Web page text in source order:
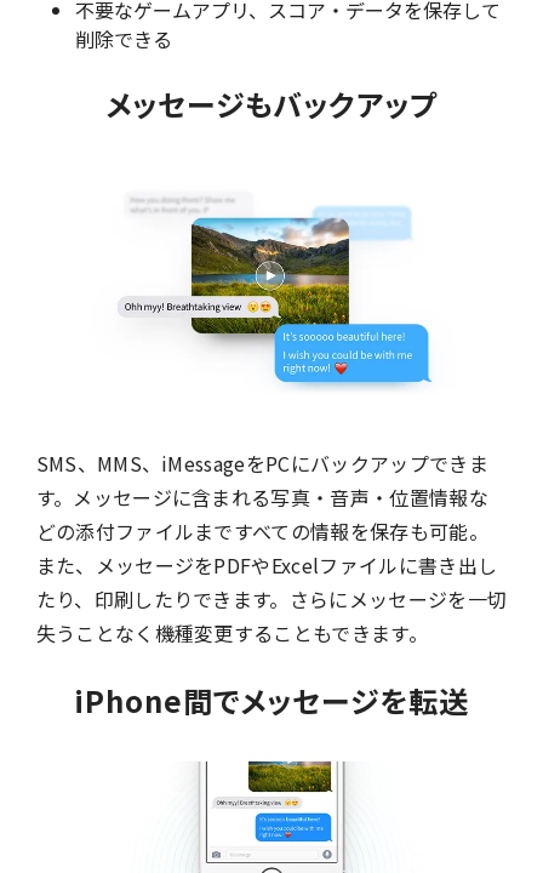
不要なゲームアプリ、スコア・データを保存して
削除できる
メッセージもバックアップ
SMS、MMS、iMessageをPCにバックアップできま
す。メッセージに含まれる写真・音声・位置情報な
どの添付ファイルまですべての情報を保存も可能。
また、メッセージをPDFやExcelファイルに書き出し
たり、印刷したりできます。さらにメッセージを一切
失うことなく機種変更することもできます。
iPhone間でメッセージを転送